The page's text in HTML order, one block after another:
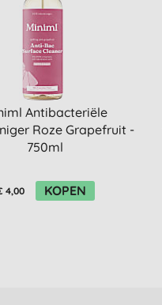
Antibacteriële
Roze Grapefruit -
750ml
4,00 KOPEN